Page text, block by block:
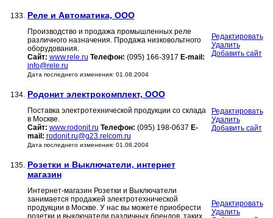
133. Реле и Автоматика, ООО
Производство и продажа промышленных реле
различного назначения. Продажа низковольтного
оборудования.
Сайт: www.rele.ru Телефон: (095) 166-3917 E-mail:
info@rele.ru
Дата последнего изменения: 01.08.2004
Редактировать
Удалить
Добавить сайт
134. Родонит электрокомплект, ООО
Поставка электротехнической продукции со склада
в Москве.
Сайт: www.rodonit.ru Телефон: (095) 198-0637 E-
mail: rodonit.ru@g23.relcom.ru
Дата последнего изменения: 01.08.2004
Редактировать
Удалить
Добавить сайт
135. Розетки и Выключатели, интернет
магазин
Интернет-магазин Розетки и Выключатели
занимается продажей электротехнической
продукции в Москве. У нас вы можете приобрести
Редактировать
Удалить